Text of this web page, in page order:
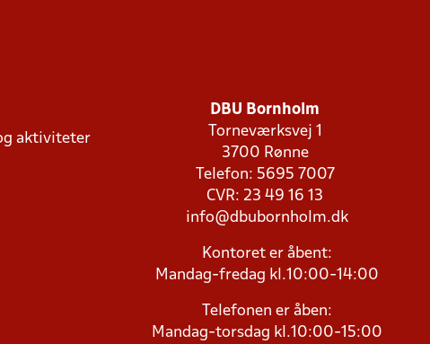
aktiviteter
DBU Bornholm
Torneværksvej 1
3700 Rønne
Telefon: 5695 7007
CVR: 23 49 16 13
info@dbubornholm.dk
Kontoret er åbent:
Mandag-fredag kl.10:00-14:00
Telefonen er åben:
Mandag-torsdag kl.10:00-15:00